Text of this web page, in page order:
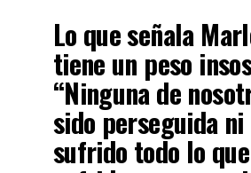
Lo que señala
tiene un peso
“Ninguna de
sido perseguida
sufrido todo lo